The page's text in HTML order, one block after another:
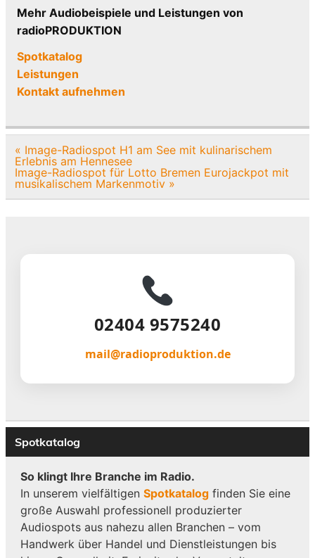
Mehr Audiobeispiele und Leistungen von
radioPRODUKTION
Spotkatalog
Leistungen
Kontakt aufnehmen
Beitragsnavigation
« Image-Radiospot H1 am See mit kulinarischem
Erlebnis am Hennesee
Image-Radiospot für Lotto Bremen Eurojackpot mit
musikalischem Markenmotiv »
02404 9575240
mail@radioproduktion.de
Spotkatalog
So klingt Ihre Branche im Radio.
In unserem vielfältigen Spotkatalogfinden Sie eine
große Auswahl professionell produzierter
Audiospots aus nahezu allen Branchen – vom
Handwerk über Handel und Dienstleistungen bis